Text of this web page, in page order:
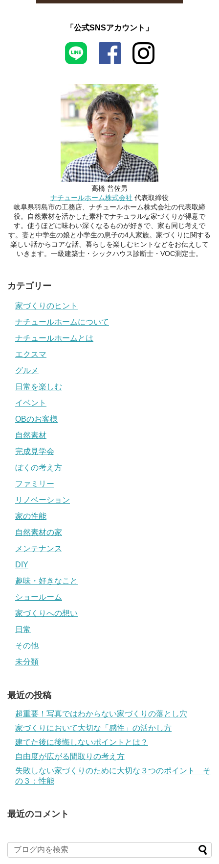
「公式SNSアカウント」
高橋 普佐男
ナチュールホーム株式会社 代表取締役
岐阜県羽島市の工務店、ナチュールホーム株式会社の代表取締
役。自然素材を活かした素朴でナチュラルな家づくりが得意で
す。使うほどに味わい深くなるものが好きで、家も同じ考えで
す。妻と中学生の娘と小学生の息子の4人家族。家づくりに関する
楽しい話からコアな話、暮らしを楽しむヒントなどをお伝えして
いきます。一級建築士・シックハウス診断士・VOC測定士。
カテゴリー
家づくりのヒント
ナチュールホームについて
ナチュールホームとは
エクスマ
グルメ
日常を楽しむ
イベント
OBのお客様
自然素材
完成見学会
ぼくの考え方
ファミリー
リノベーション
家の性能
自然素材の家
メンテナンス
DIY
趣味・好きなこと
ショールーム
家づくりへの想い
日常
その他
未分類
最近の投稿
超重要！写真ではわからない家づくりの落とし穴
家づくりにおいて大切な「感性」の活かし方
建てた後に後悔しないポイントとは？
自由度が広がる間取りの考え方
失敗しない家づくりのために大切な３つのポイント そ
の３：性能
最近のコメント